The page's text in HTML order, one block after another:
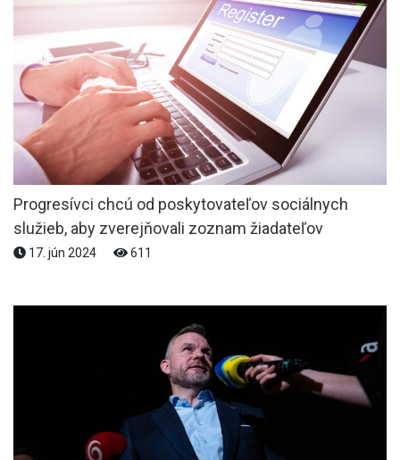
Progresívci chcú od poskytovateľov sociálnych
služieb, aby zverejňovali zoznam žiadateľov
17. jún 2024 611